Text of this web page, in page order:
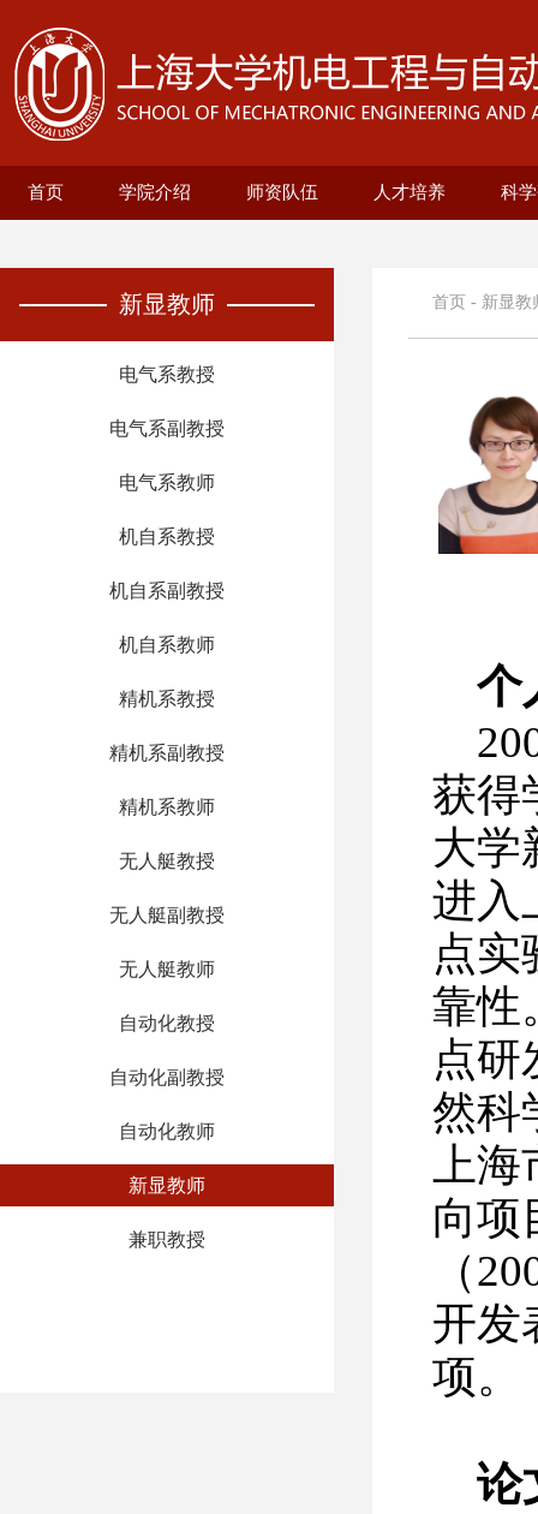
首页 学院介绍 师资队伍 人才培养 科
新显教师
电气系教授
电气系副教授
电气系教师
机自系教授
机自系副教授
机自系教师
精机系教授
精机系副教授
精机系教师
无人艇教授
无人艇副教授
无人艇教师
自动化教授
自动化副教授
自动化教师
新显教师
兼职教授
首页 - 新显教
个
获得
大学
进入
点实
靠性
点研
然科
上
向项
（
开发
项。
论